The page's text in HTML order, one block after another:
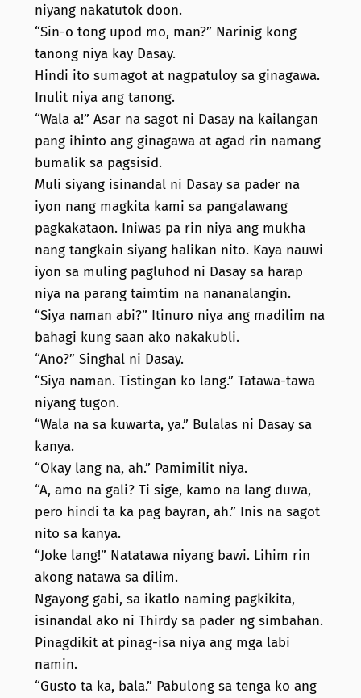
niyang nakatutok doon.
“Sin-o tong upod mo, man?” Narinig kong
tanong niya kay Dasay.
Hindi ito sumagot at nagpatuloy sa ginagawa.
Inulit niya ang tanong.
“Wala a!” Asar na sagot ni Dasay na kailangan
pang ihinto ang ginagawa at agad rin namang
bumalik sa pagsisid.
Muli siyang isinandal ni Dasay sa pader na
iyon nang magkita kami sa pangalawang
pagkakataon. Iniwas pa rin niya ang mukha
nang tangkain siyang halikan nito. Kaya nauwi
iyon sa muling pagluhod ni Dasay sa harap
niya na parang taimtim na nananalangin.
“Siya naman abi?” Itinuro niya ang madilim na
bahagi kung saan ako nakakubli.
“Ano?” Singhal ni Dasay.
“Siya naman. Tistingan ko lang.” Tatawa-tawa
niyang tugon.
“Wala na sa kuwarta, ya.” Bulalas ni Dasay sa
kanya.
“Okay lang na, ah.” Pamimilit niya.
“A, amo na gali? Ti sige, kamo na lang duwa,
pero hindi ta ka pag bayran, ah.” Inis na sagot
nito sa kanya.
“Joke lang!” Natatawa niyang bawi. Lihim rin
akong natawa sa dilim.
Ngayong gabi, sa ikatlo naming pagkikita,
isinandal ako ni Thirdy sa pader ng simbahan.
Pinagdikit at pinag-isa niya ang mga labi
namin.
“Gusto ta ka, bala.” Pabulong sa tenga ko ang